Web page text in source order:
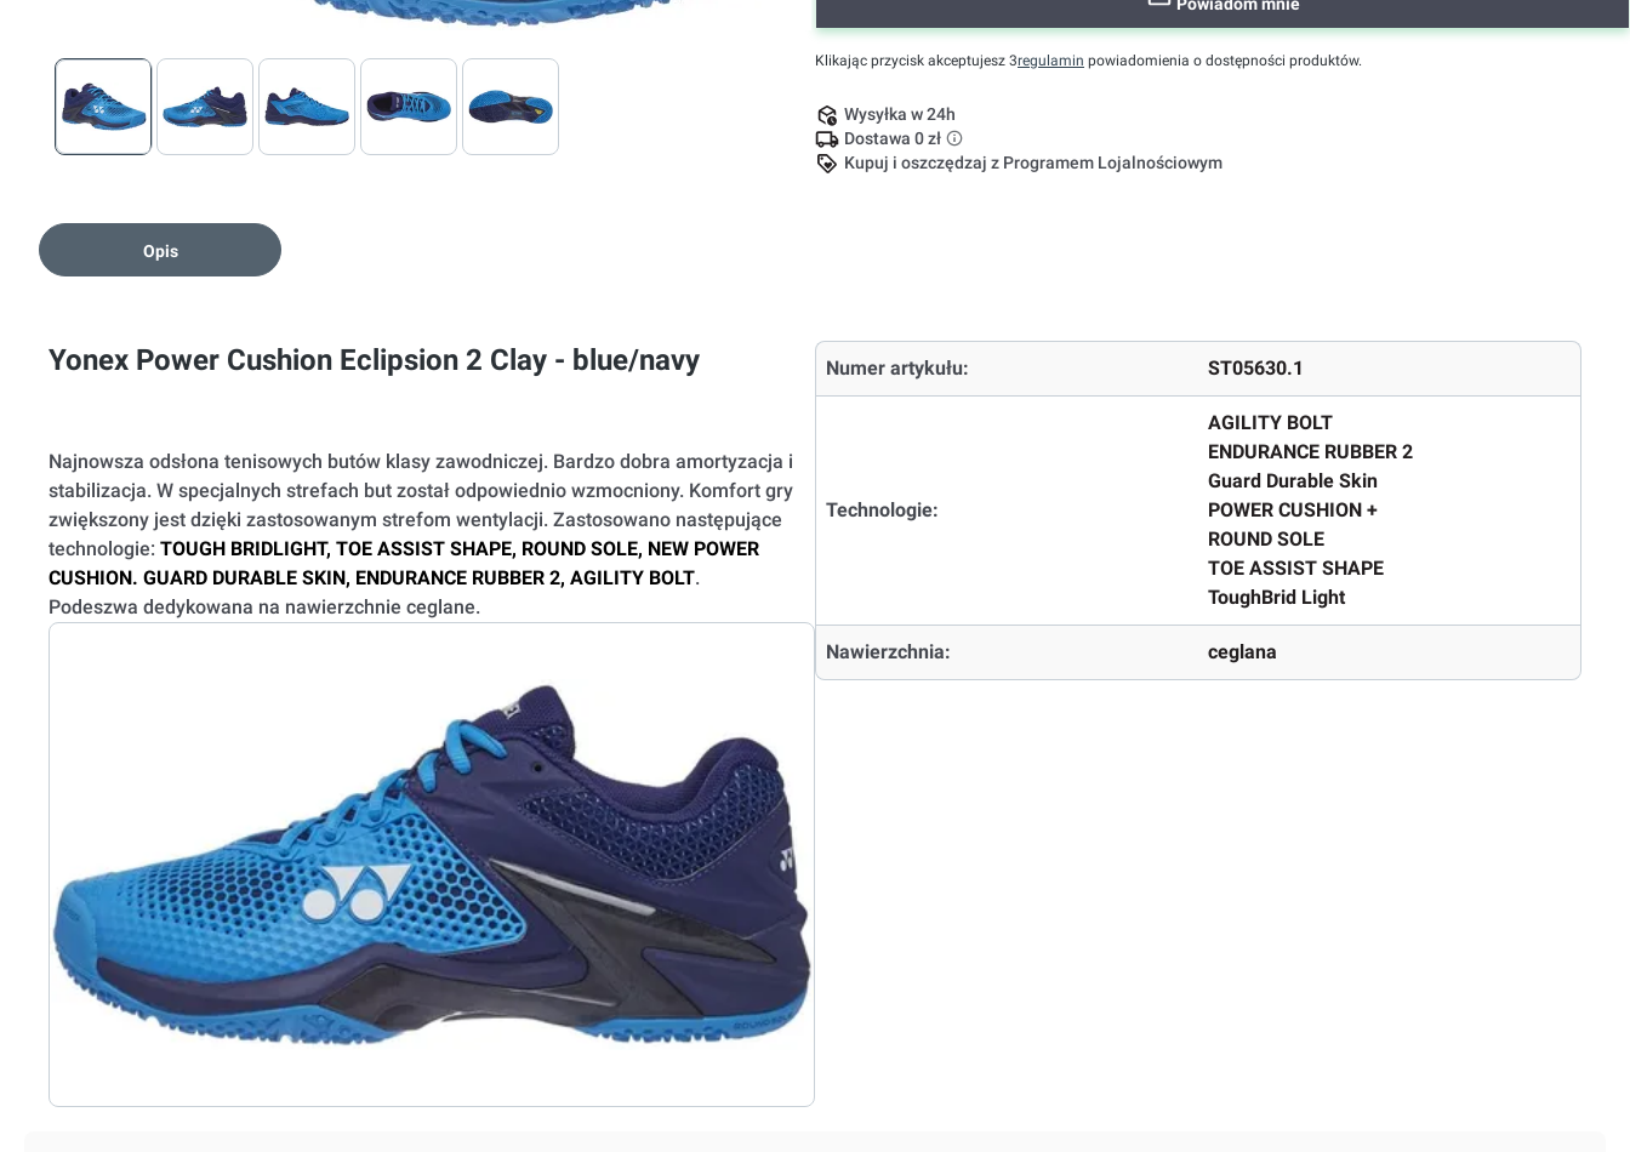
Klikając przycisk akceptujesz 3regulamin powiadomienia o dostępności produktów.
Wysyłka w 24h
Dostawa 0 zł
Kupuj i oszczędzaj z Programem Lojalnościowym
Opis
Yonex Power Cushion Eclipsion 2 Clay - blue/navy
Najnowsza odsłona tenisowych butów klasy zawodniczej. Bardzo dobra amortyzacja i
stabilizacja. W specjalnych strefach but został odpowiednio wzmocniony. Komfort gry
zwiększony jest dzięki zastosowanym strefom wentylacji. Zastosowano następujące
technologie: TOUGH BRIDLIGHT, TOE ASSIST SHAPE, ROUND SOLE, NEW POWER
CUSHION. GUARD DURABLE SKIN, ENDURANCE RUBBER 2, AGILITY BOLT.
Podeszwa dedykowana na nawierzchnie ceglane.
Numer artykułu: ST05630.1
Technologie:
AGILITY BOLT
ENDURANCE RUBBER 2
Guard Durable Skin
POWER CUSHION +
ROUND SOLE
TOE ASSIST SHAPE
ToughBrid Light
Nawierzchnia: ceglana